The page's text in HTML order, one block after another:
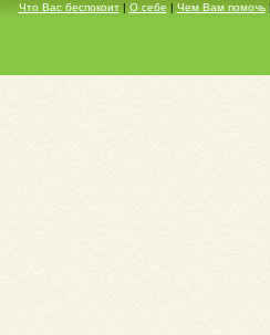
Что Вас беспокоит| О себе | Чем Вам помочь|